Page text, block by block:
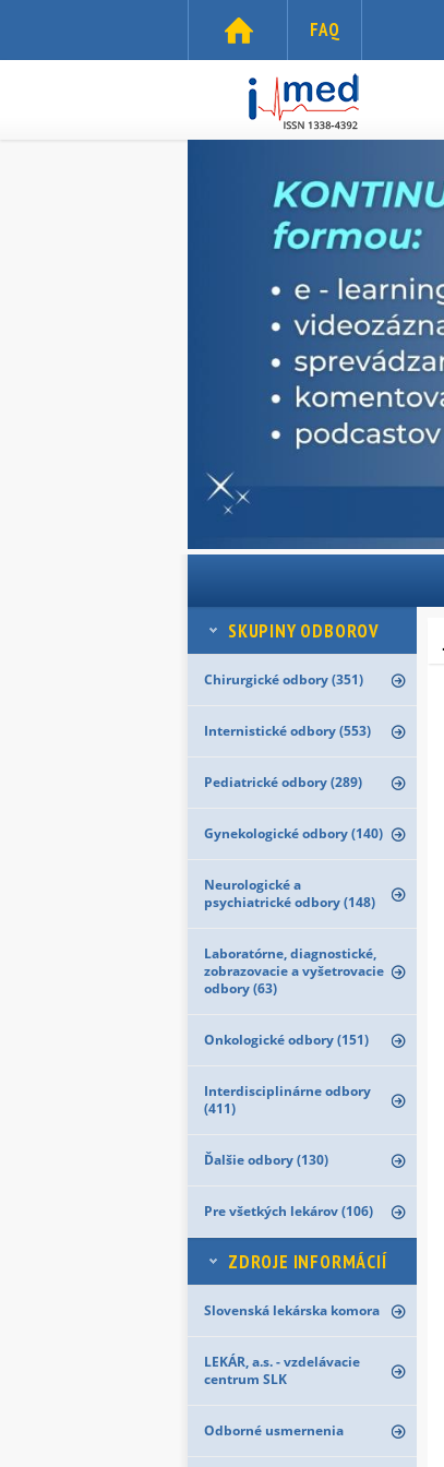
FAQ
SKUPINY ODBOROV
Chirurgické odbory (351)
Internistické odbory (553)
Pediatrické odbory (289)
Gynekologické odbory (140)
Neurologické a
psychiatrické odbory (148)
Laboratórne, diagnostické,
zobrazovacie a vyšetrovacie
odbory (63)
Onkologické odbory (151)
Interdisciplinárne odbory
(411)
Ďalšie odbory (130)
Pre všetkých lekárov (106)
ZDROJE INFORMÁCIÍ
Slovenská lekárska komora
LEKÁR, a.s. - vzdelávacie
centrum SLK
Odborné usmernenia